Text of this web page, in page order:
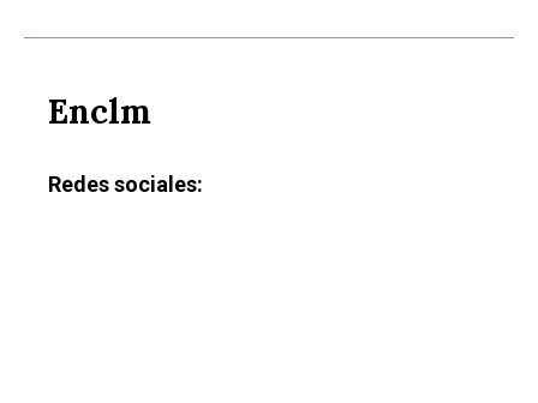
Enclm
Redes sociales: